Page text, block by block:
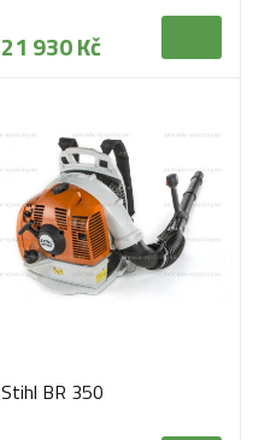
21 930 Kč
Stihl BR 350